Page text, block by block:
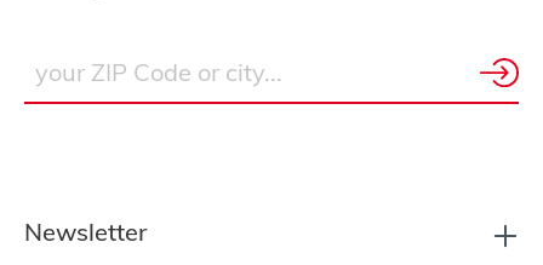
Newsletter